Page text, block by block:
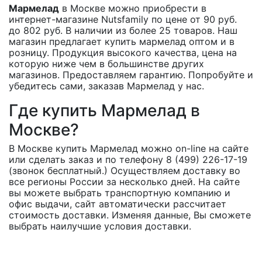
Мармелад в Москве можно приобрести в
интернет-магазине Nutsfamily по цене от 90 руб.
до 802 руб. В наличии из более 25 товаров. Наш
магазин предлагает купить мармелад оптом и в
розницу. Продукция высокого качества, цена на
которую ниже чем в большинстве других
магазинов. Предоставляем гарантию. Попробуйте и
убедитесь сами, заказав Мармелад у нас.
Где купить Мармелад в
Москве?
В Москве купить Мармелад можно on-line на сайте
или сделать заказ и по телефону 8 (499) 226-17-19
(звонок бесплатный.) Осуществляем доставку во
все регионы России за несколько дней. На сайте
вы можете выбрать транспортную компанию и
офис выдачи, сайт автоматически рассчитает
стоимость доставки. Изменяя данные, Вы сможете
выбрать наилучшие условия доставки.